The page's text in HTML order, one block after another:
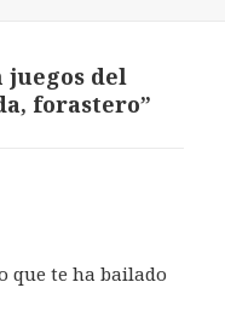
juegos del
forastero”
que te ha bailado